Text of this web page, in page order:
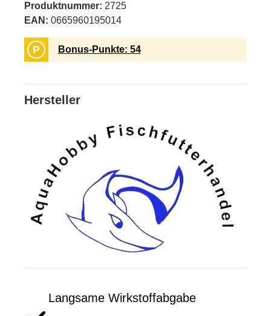
Produktnummer: 2725
EAN: 0665960195014
P Bonus-Punkte: 54
Hersteller
Langsame Wirkstoffabgabe